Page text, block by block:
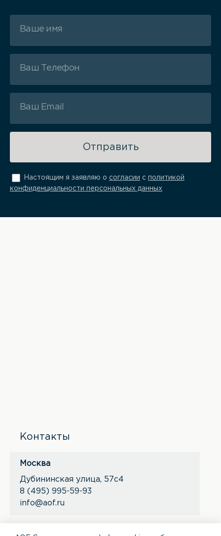
Отправить
Настоящим я заявляю о согласии с политикой
конфиденциальности персональных данных
Контакты
Москва
Дубининская улица, 57с4
8 (495) 995-59-93
info@aof.ru